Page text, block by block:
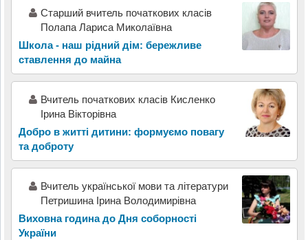
Старший вчитель початкових класів
Полапа Лариса Миколаївна
Школа - наш рідний дім: бережливе
ставлення до майна
Вчитель початкових класів Кисленко
Ірина Вікторівна
Добро в житті дитини: формуємо повагу
та доброту
Вчитель украïнськоï мови та лiтератури
Петришина Iрина Володимирiвна
Виховна година до Дня соборності
України